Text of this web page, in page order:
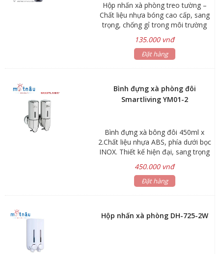
Hộp nhấn xà phòng treo tường –
Chất liệu nhựa bóng cao cấp, sang
trọng, chống gỉ trong môi trường
ẩm ướt lâu dài – Có mắt cảnh báo
khi sắp hết dung dịch nước rửa tay.
Chất liệu: nhựa cao cấp. Dung tích:
135.000 vnđ
Đặt hàng
Bình đựng xà phòng đôi
Smartliving YM01-2
Bình đựng xà bông đôi 450ml x
2.Chất liệu nhựa ABS, phía dưới bọc
INOX. Thiết kế hiện đại, sang trọng
450.000 vnđ
Đặt hàng
Hộp nhấn xà phòng DH-725-2W